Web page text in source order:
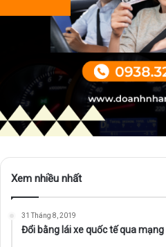
Xem nhiều nhất
31 Tháng 8, 2019
Đổi bằng lái xe quốc tế qua mạng